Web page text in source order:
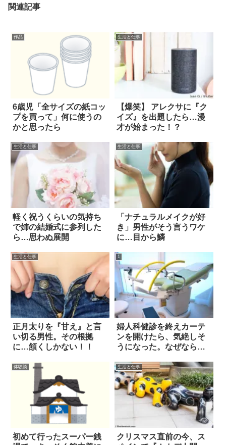
関連記事
作品
6歳児「全サイズの紙コッ
プを買って」何に使うの
かと思ったら
生活と仕事
【爆笑】 アレクサに『ク
イズ』を出題したら…漫
才が始まった！？
生活と仕事
軽く祝うくらいの気持ち
で姉の結婚式に参列した
ら…思わぬ展開
生活と仕事
「ナチュラルメイクが好
き」男性がそう言うワケ
に…目から鱗
生活と仕事
正月太りを『甘え』と言
い切る男性。その根拠
に…頷くしかない！！
1
婦人科健診を終えカーテ
ンを開けたら、気絶しそ
うになった。なぜなら…
体験談
初めて行ったスーパー銭
生活と仕事
クリスマス直前の今、ス